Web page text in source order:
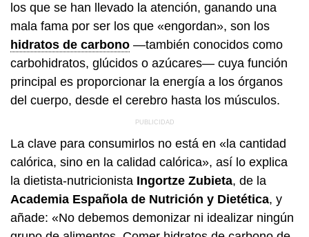
los que se han llevado la atención, ganando una
mala fama por ser los que «engordan», son los
hidratos de carbono —también conocidos como
carbohidratos, glúcidos o azúcares— cuya función
principal es proporcionar la energía a los órganos
del cuerpo, desde el cerebro hasta los músculos.
La clave para consumirlos no está en «la cantidad
calórica, sino en la calidad calórica», así lo explica
la dietista-nutricionista Ingortze Zubieta, de la
Academia Española de Nutrición y Dietética, y
añade: «No debemos demonizar ni idealizar ningún